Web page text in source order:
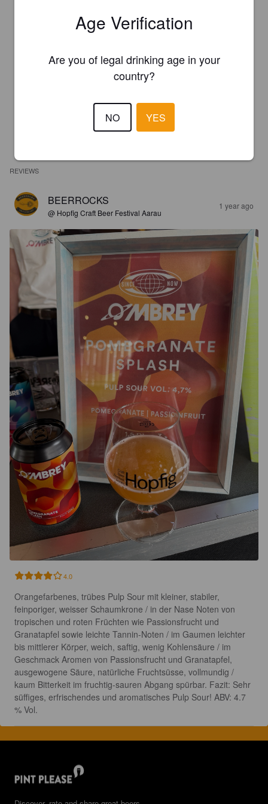
REVIEWS
BEERROCKS
@ Hopfig Craft Beer Festival Aarau
1 year ago
4.0
Orangefarbenes, trübes Pulp Sour mit kleiner, stabiler,
feinporiger, weisser Schaumkrone / in der Nase Noten von
tropischen und roten Früchten wie Passionsfrucht und
Granatapfel sowie leichte Tannin-Noten / im Gaumen leichter
bis mittlerer Körper, weich, saftig, wenig Kohlensäure / im
Geschmack Aromen von Passionsfrucht und Granatapfel,
ausgewogene Säure, natürliche Fruchtsüsse, vollmundig /
kaum Bitterkeit im fruchtig-sauren Abgang spürbar. Fazit: Sehr
süffiges, erfrischendes und aromatisches Pulp Sour! ABV: 4.7
% Vol.
Age Verification
Are you of legal drinking age in your
country?
NO YES